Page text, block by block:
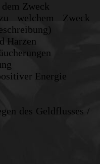
Zweck
welchem Zweck
Harzen
Energie
des Geldflusses /